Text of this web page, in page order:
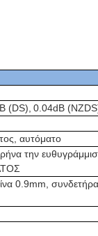
(DS) 0.04dB
αυτόματο
την
0.9mm,